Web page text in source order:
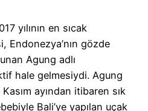
yılının en sıcak
Endonezya’nın gözde
Agung adlı
hale gelmesiydi. Agung
ayından itibaren sık
Bali’ye yapılan uçak